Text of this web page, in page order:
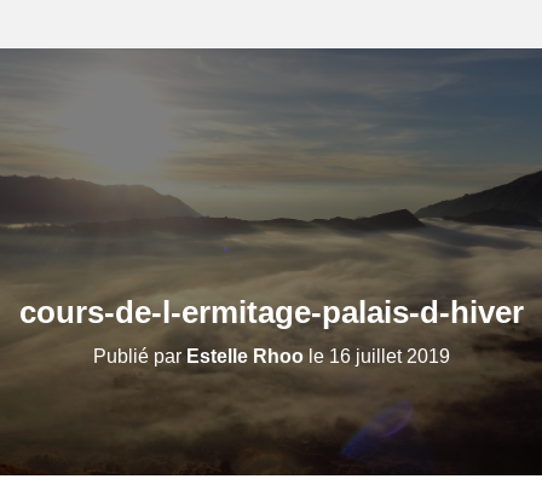
cours-de-l-ermitage-palais-d-hiver
Publié par Estelle Rhoole 16 juillet 2019